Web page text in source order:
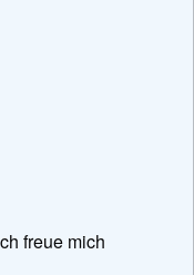
freue mich